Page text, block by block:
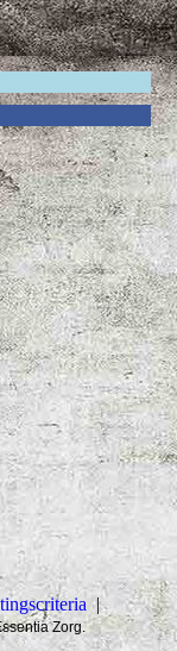
|
Zorg.